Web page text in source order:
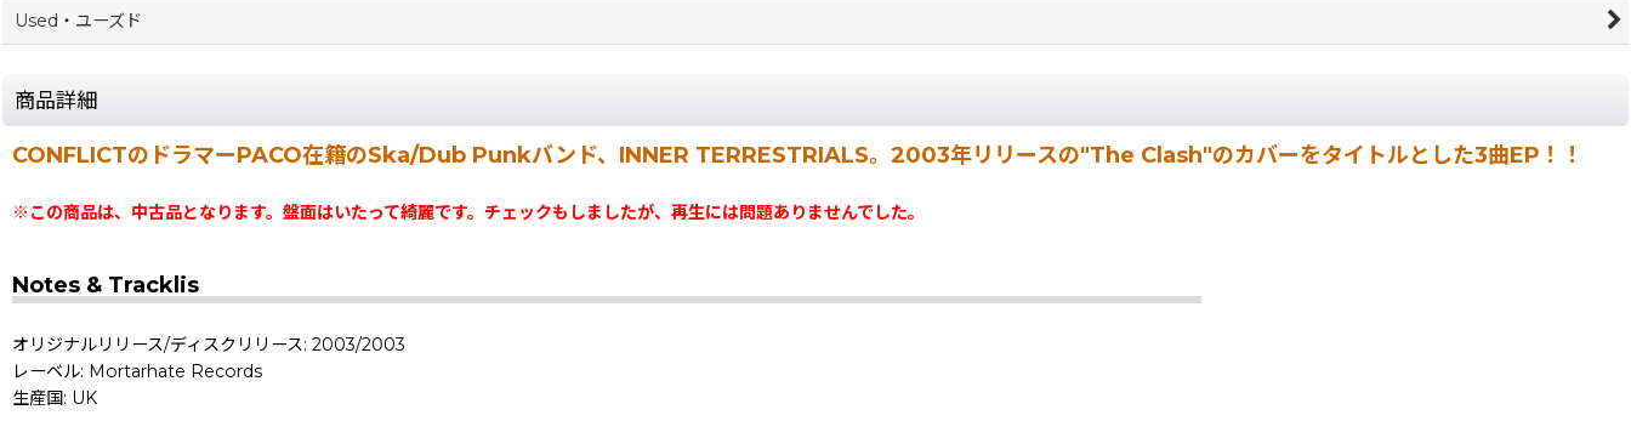
Used・ユーズド
商品詳細
CONFLICTのドラマーPACO在籍のSka/Dub Punkバンド、INNER TERRESTRIALS。2003年リリースの"The Clash"のカバーをタイトルとした3曲EP！！
※この商品は、中古品となります。盤面はいたって綺麗です。チェックもしましたが、再生には問題ありませんでした。
Notes & Tracklis
オリジナルリリース/ディスクリリース: 2003/2003
レーベル: Mortarhate Records
生産国: UK